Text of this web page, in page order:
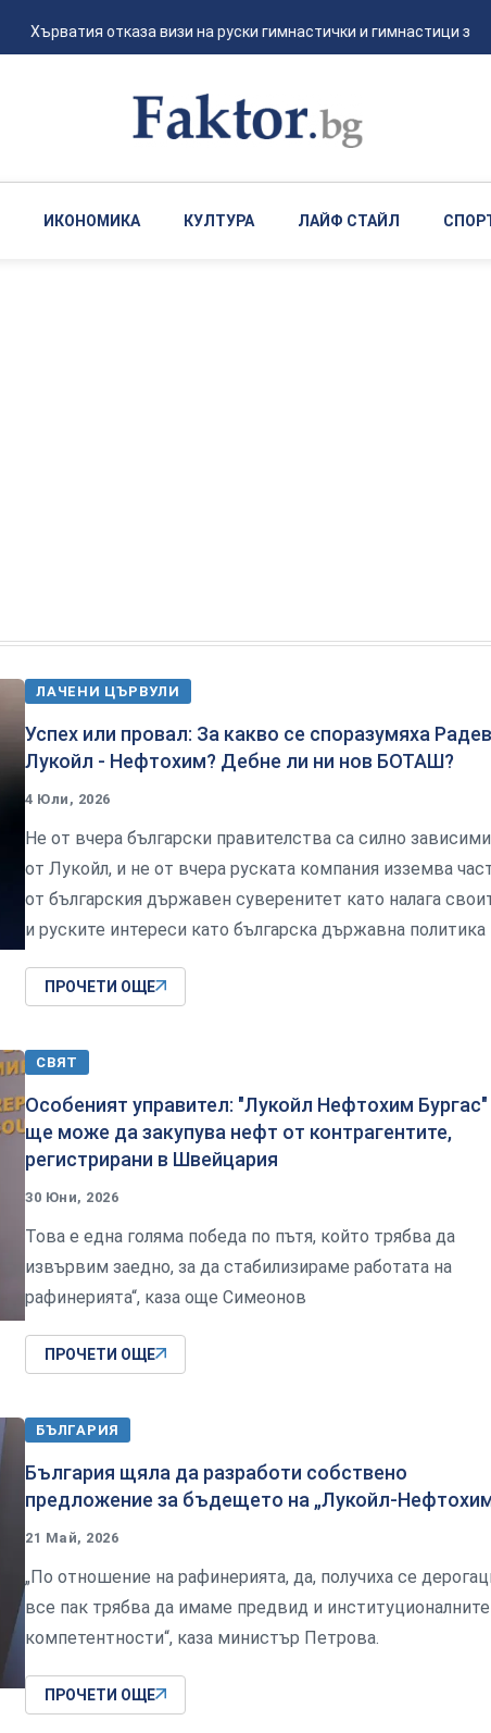
Хърватия отказа визи на руски гимнастички и гимнастици за
ИКОНОМИКА КУЛТУРА ЛАЙФ СТАЙЛ
ЛАЧЕНИ ЦЪРВУЛИ
Успех или провал: За какво се споразумяха
Лукойл - Нефтохим? Дебне ли ни нов БОТАШ?
4 Юли, 2026
Не от вчера български правителства са силно зависими
от Лукойл, и не от вчера руската компания изземва
от българския държавен суверенитет като налага
и руските интереси като българска държавна политика
ПРОЧЕТИ ОЩЕ
СВЯТ
Особеният управител: "Лукойл Нефтохим Бургас"
ще може да закупува нефт от контрагентите,
регистрирани в Швейцария
30 Юни, 2026
Това е една голяма победа по пътя, който трябва да
извървим заедно, за да стабилизираме работата на
рафинерията“, каза още Симеонов
ПРОЧЕТИ ОЩЕ
БЪЛГАРИЯ
България щяла да разработи собствено
предложение за бъдещето на „Лукойл-
21 Май, 2026
„По отношение на рафинерията, да, получиха се
все пак трябва да имаме предвид и институционалните
компетентности“, каза министър Петрова.
ПРОЧЕТИ ОЩЕ